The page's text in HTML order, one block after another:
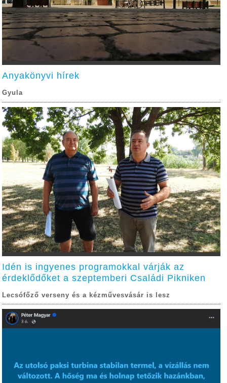
Anyakönyvi hírek
Gyula
Idén is ingyenes programokkal várják az
érdeklődőket a szeptemberi Családi Pikniken
Lecsófőző verseny és a kézművesvásár is lesz